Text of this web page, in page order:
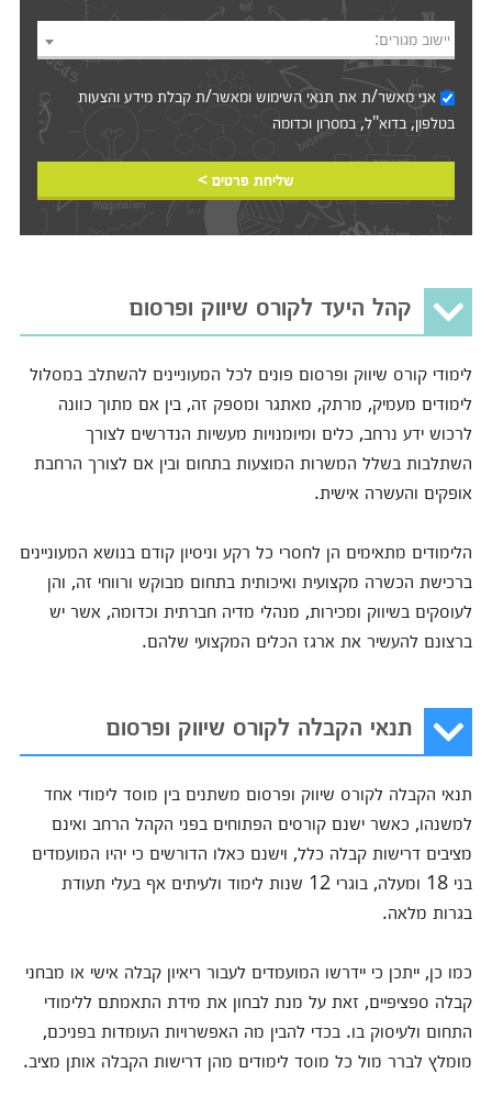
יישוב מגורים:
אני מאשר/ת אתתנאי השימושומאשר/ת קבלת מידע והצעות
בטלפון, בדוא"ל, במסרון וכדומה‎‎
שליחת פרטים >
קהל היעד לקורס שיווק ופרסום
לימודי קורס שיווק ופרסום פונים לכל המעוניינים להשתלב במסלול
לימודים מעמיק, מרתק, מאתגר ומספק זה, בין אם מתוך כוונה
לרכוש ידע נרחב, כלים ומיומנויות מעשיות הנדרשים לצורך
השתלבות בשלל המשרות המוצעות בתחום ובין אם לצורך הרחבת
אופקים והעשרה אישית.
הלימודים מתאימים הן לחסרי כל רקע וניסיון קודם בנושא המעוניינים
ברכישת הכשרה מקצועית ואיכותית בתחום מבוקש ורווחי זה, והן
לעוסקים בשיווק ומכירות, מנהלי מדיה חברתית וכדומה, אשר יש
ברצונם להעשיר את ארגז הכלים המקצועי שלהם.
תנאי הקבלה לקורס שיווק ופרסום
תנאי הקבלה לקורס שיווק ופרסום משתנים בין מוסד לימודי אחד
למשנהו, כאשר ישנם קורסים הפתוחים בפני הקהל הרחב ואינם
מציבים דרישות קבלה כלל, וישנם כאלו הדורשים כי יהיו המועמדים
בני 18 ומעלה, בוגרי 12 שנות לימוד ולעיתים אף בעלי תעודת
בגרות מלאה.
כמו כן, ייתכן כי יידרשו המועמדים לעבור ריאיון קבלה אישי או מבחני
קבלה ספציפיים, זאת על מנת לבחון את מידת התאמתם ללימודי
התחום ולעיסוק בו. בכדי להבין מה האפשרויות העומדות בפניכם,
מומלץ לברר מול כל מוסד לימודים מהן דרישות הקבלה אותן מציב.